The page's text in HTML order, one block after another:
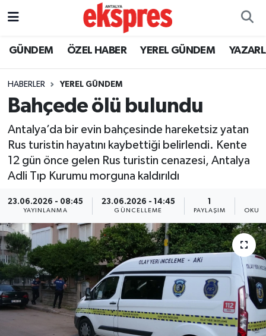
GÜNDEM ÖZEL HABER YEREL GÜNDEM
HABERLER YEREL GÜNDEM
Bahçede ölü bulundu
Antalya’da bir evin bahçesinde hareketsiz yatan
Rus turistin hayatını kaybettiği belirlendi. Kente
12 gün önce gelen Rus turistin cenazesi, Antalya
Adli Tıp Kurumu morguna kaldırıldı
23.06.2026 - 08:45
YAYINLANMA
23.06.2026 - 14:45
GÜNCELLEME
1
PAYLAŞIM
ÖZEL HABER
YEREL GÜNDEM
EKONOMİ
KÜLTÜR - SANAT
SPOR
SİYASET
SAĞLIK
DÜNYA
EĞİTİM
Nöbetçi Eczaneler
Trafik Durumu
Süper Lig Puan Durumu ve Fikstür
Tüm Manşetler
Son Dakika Haberleri
Haber Arşivi